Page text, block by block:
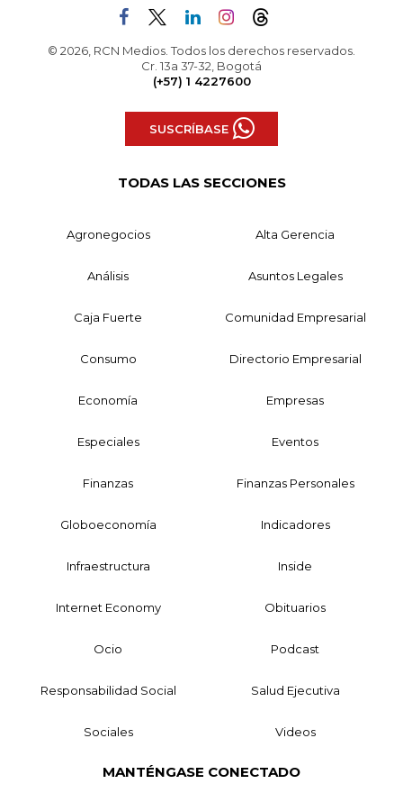
© 2026, RCN Medios. Todos los derechos reservados.
Cr. 13a 37-32, Bogotá
(+57) 1 4227600
SUSCRÍBASE
TODAS LAS SECCIONES
Agronegocios Alta Gerencia
Análisis Asuntos Legales
Caja Fuerte Comunidad Empresarial
Consumo Directorio Empresarial
Economía Empresas
Especiales Eventos
Finanzas Finanzas Personales
Globoeconomía Indicadores
Infraestructura Inside
Internet Economy Obituarios
Ocio Podcast
Responsabilidad Social Salud Ejecutiva
Sociales Videos
MANTÉNGASE CONECTADO